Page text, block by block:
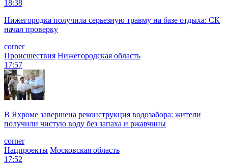
18:38
Нижегородка получила серьезную травму на базе отдыха: СК
начал проверку
corner
Происшествия Нижегородская область
17:57
В Яхроме завершена реконструкция водозабора: жители
получили чистую воду без запаха и ржавчины
corner
Нацпроекты Московская область
17:52